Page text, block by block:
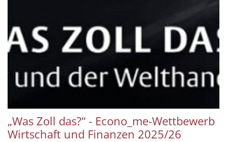
„Was Zoll das?“ - Econo_me-Wettbewerb
Wirtschaft und Finanzen 2025/26